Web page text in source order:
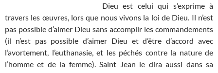
Dieu est celui qui s’exprime à
travers les œuvres, lors que nous vivons la loi de Dieu. Il n’est
pas possible d’aimer Dieu sans accomplir les commandements
(il n’est pas possible d’aimer Dieu et d’être d’accord avec
l’avortement, l’euthanasie, et les péchés contre la nature de
l’homme et de la femme). Saint Jean le dira aussi dans sa